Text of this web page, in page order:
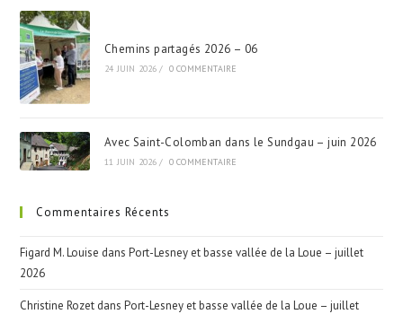
Chemins partagés 2026 – 06
24 JUIN 2026 / 0 COMMENTAIRE
Avec Saint-Colomban dans le Sundgau – juin 2026
11 JUIN 2026 / 0 COMMENTAIRE
Commentaires Récents
Figard M. Louise dansPort-Lesney et basse vallée de la Loue – juillet
2026
Christine Rozet dansPort-Lesney et basse vallée de la Loue – juillet